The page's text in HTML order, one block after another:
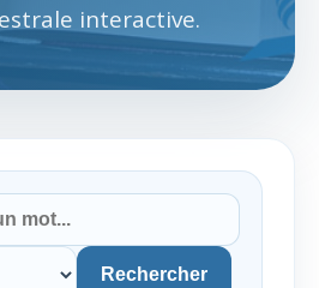
interactive.
Rechercher